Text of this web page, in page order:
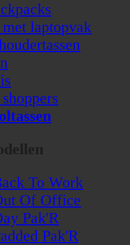
met laptopvak
To Work
Of Office
Pak'R
Pak'R